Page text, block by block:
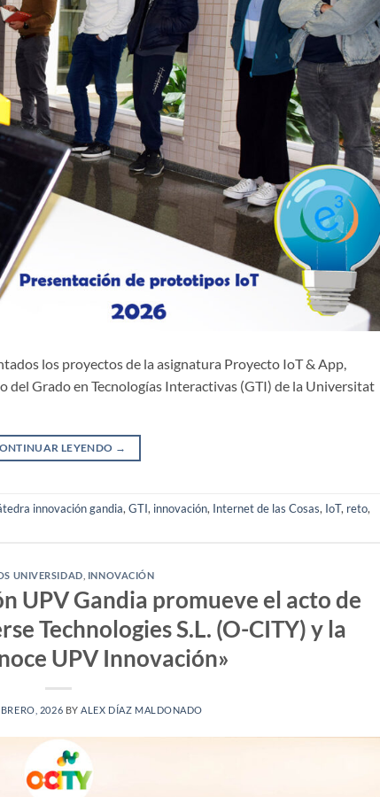
los proyectos de la asignatura Proyecto IoT & App,
del Grado en Tecnologías Interactivas (GTI) de la Universitat
LEYENDO →
innovación gandia,GTI, innovación, Internet de las Cosas, IoT, reto,
UNIVERSIDAD INNOVACIÓN
UPV Gandia promueve el acto de
Technologies S.L. (O-CITY) y la
UPV Innovación»
2026 BYALEX DÍAZ MALDONADO